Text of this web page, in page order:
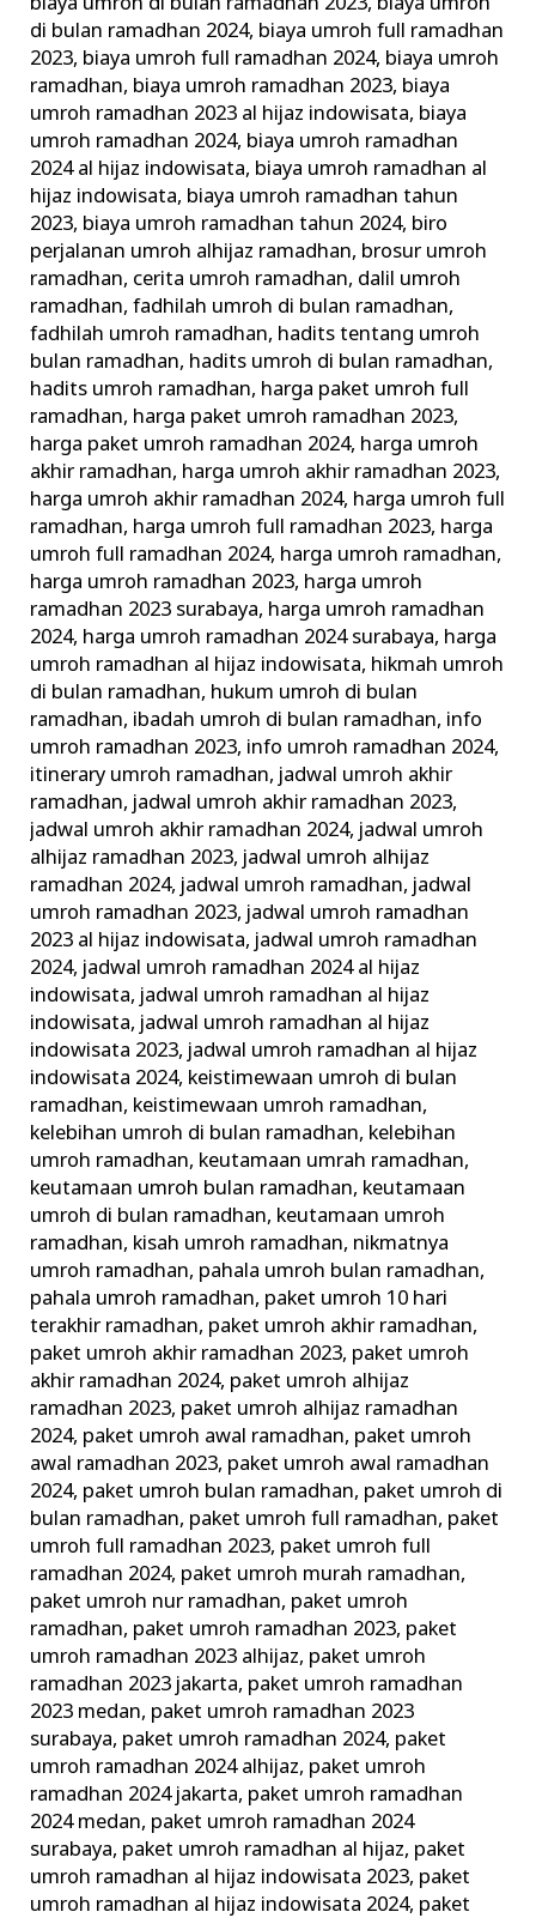
di bulan ramadhan 2024, biaya umroh full ramadhan
2023, biaya umroh full ramadhan 2024, biaya umroh
ramadhan, biaya umroh ramadhan 2023, biaya
umroh ramadhan 2023 al hijaz indowisata, biaya
umroh ramadhan 2024, biaya umroh ramadhan
2024 al hijaz indowisata, biaya umroh ramadhan al
hijaz indowisata, biaya umroh ramadhan tahun
2023, biaya umroh ramadhan tahun 2024, biro
perjalanan umroh alhijaz ramadhan, brosur umroh
ramadhan, cerita umroh ramadhan, dalil umroh
ramadhan,fadhilah umroh di bulan ramadhan,
fadhilah umroh ramadhan, hadits tentang umroh
bulan ramadhan, hadits umroh di bulan ramadhan,
hadits umroh ramadhan, harga paket umroh full
ramadhan, harga paket umroh ramadhan 2023,
harga paket umroh ramadhan 2024, harga umroh
akhir ramadhan, harga umroh akhir ramadhan 2023,
harga umroh akhir ramadhan 2024, harga umroh full
ramadhan, harga umroh full ramadhan 2023, harga
umroh full ramadhan 2024, harga umroh ramadhan,
harga umroh ramadhan 2023, harga umroh
ramadhan 2023 surabaya, harga umroh ramadhan
2024, harga umroh ramadhan 2024 surabaya, harga
umroh ramadhan al hijaz indowisata, hikmah umroh
di bulan ramadhan, hukum umroh di bulan
ramadhan, ibadah umroh di bulan ramadhan, info
umroh ramadhan 2023, info umroh ramadhan 2024,
itinerary umroh ramadhan, jadwal umroh akhir
ramadhan, jadwal umroh akhir ramadhan 2023,
jadwal umroh akhir ramadhan 2024, jadwal umroh
alhijaz ramadhan 2023, jadwal umroh alhijaz
ramadhan 2024, jadwal umroh ramadhan, jadwal
umroh ramadhan 2023, jadwal umroh ramadhan
2023 al hijaz indowisata, jadwal umroh ramadhan
2024, jadwal umroh ramadhan 2024 al hijaz
indowisata, jadwal umroh ramadhan al hijaz
indowisata, jadwal umroh ramadhan al hijaz
indowisata 2023, jadwal umroh ramadhan al hijaz
indowisata 2024, keistimewaan umroh di bulan
ramadhan, keistimewaan umroh ramadhan,
kelebihan umroh di bulan ramadhan, kelebihan
umroh ramadhan, keutamaan umrah ramadhan,
keutamaan umroh bulan ramadhan, keutamaan
umroh di bulan ramadhan, keutamaan umroh
ramadhan, kisah umroh ramadhan, nikmatnya
umroh ramadhan, pahala umroh bulan ramadhan,
pahala umroh ramadhan, paket umroh 10 hari
terakhir ramadhan, paket umroh akhir ramadhan,
paket umroh akhir ramadhan 2023, paket umroh
akhir ramadhan 2024, paket umroh alhijaz
ramadhan 2023, paket umroh alhijaz ramadhan
2024, paket umroh awal ramadhan, paket umroh
awal ramadhan 2023, paket umroh awal ramadhan
2024, paket umroh bulan ramadhan, paket umroh di
bulan ramadhan, paket umroh full ramadhan, paket
umroh full ramadhan 2023, paket umroh full
ramadhan 2024, paket umroh murah ramadhan,
paket umroh nur ramadhan, paket umroh
ramadhan, paket umroh ramadhan 2023, paket
umroh ramadhan 2023 alhijaz, paket umroh
ramadhan 2023 jakarta, paket umroh ramadhan
2023 medan, paket umroh ramadhan 2023
surabaya, paket umroh ramadhan 2024, paket
umroh ramadhan 2024 alhijaz, paket umroh
ramadhan 2024 jakarta, paket umroh ramadhan
2024 medan, paket umroh ramadhan 2024
surabaya, paket umroh ramadhan al hijaz, paket
umroh ramadhan al hijaz indowisata 2023, paket
umroh ramadhan al hijaz indowisata 2024, paket